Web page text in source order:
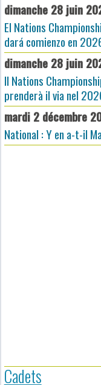
dimanche 28 juin
El Nations
dará comienzo en
dimanche 28 juin
Il Nations
prenderà il via nel
mardi 2 décembre
National : Y en a-t-il
Cadets